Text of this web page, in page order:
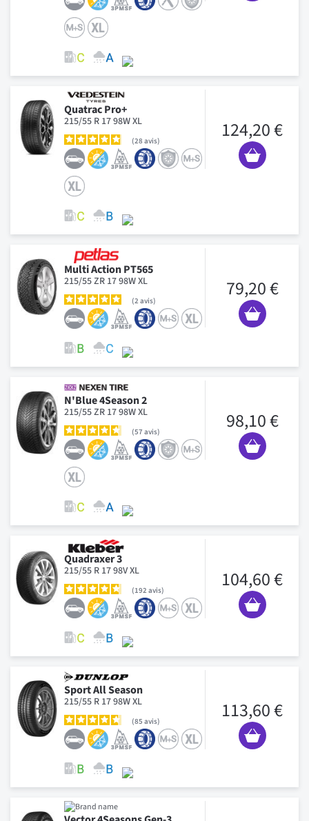
Quatrac Pro+
215/55 R 17 98W XL
28 avis 124,20 €
Multi Action PT565
215/55 ZR 17 98W XL
2 avis 79,20 €
N'Blue 4Season 2
215/55 ZR 17 98W XL
57 avis 98,10 €
Quadraxer 3
215/55 R 17 98V XL
192 avis 104,60 €
Sport All Season
215/55 R 17 98W XL
85 avis 113,60 €